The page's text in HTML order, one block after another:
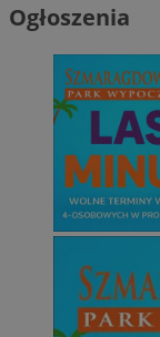
Ogłoszenia